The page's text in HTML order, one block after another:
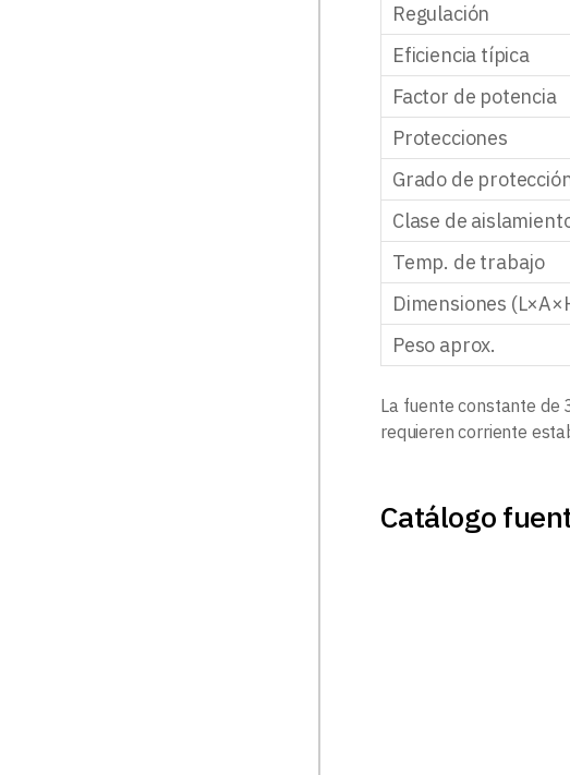
Regulación
Eficiencia típica
Factor de potencia
Protecciones
Grado de
Clase de
Temp. de trabajo
Dimensiones
Peso aprox.
La fuente constante de
requieren corriente
Catálogo